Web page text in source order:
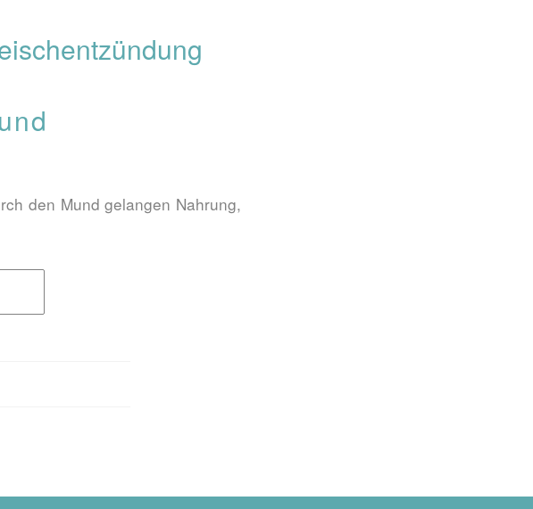
den Mund gelangen Nahrung,